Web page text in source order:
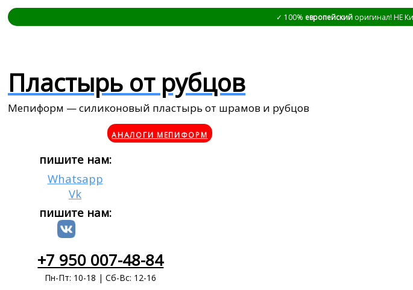
✓ 100% европейскийоригинал! НЕ
Пластырь от рубцов
Мепиформ — силиконовый пластырь от шрамов и рубцов
АНАЛОГИ МЕПИФОРМ
пишите нам:
Whatsapp
Vk
пишите нам:
+7 950 007-48-84
Пн-Пт: 10-18 | Сб-Вс: 12-16